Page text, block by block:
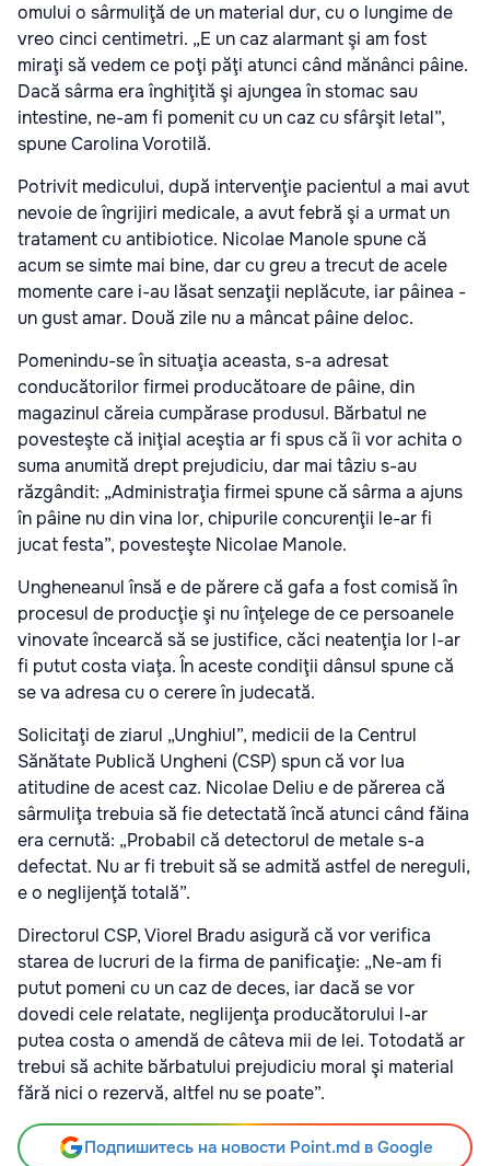
omului o sârmuliţă de un material dur, cu o lungime de
vreo cinci centimetri. „E un caz alarmant şi am fost
miraţi să vedem ce poţi păţi atunci când mănânci pâine.
Dacă sârma era înghiţită şi ajungea în stomac sau
intestine, ne-am fi pomenit cu un caz cu sfârşit letal”,
spune Carolina Vorotilă.
Potrivit medicului, după intervenţie pacientul a mai avut
nevoie de îngrijiri medicale, a avut febră şi a urmat un
tratament cu antibiotice. Nicolae Manole spune că
acum se simte mai bine, dar cu greu a trecut de acele
momente care i-au lăsat senzaţii neplăcute, iar pâinea -
un gust amar. Două zile nu a mâncat pâine deloc.
Pomenindu-se în situaţia aceasta, s-a adresat
conducătorilor firmei producătoare de pâine, din
magazinul căreia cumpărase produsul. Bărbatul ne
povesteşte că iniţial aceştia ar fi spus că îi vor achita o
suma anumită drept prejudiciu, dar mai tâziu s-au
răzgândit: „Administraţia firmei spune că sârma a ajuns
în pâine nu din vina lor, chipurile concurenţii le-ar fi
jucat festa”, povesteşte Nicolae Manole.
Ungheneanul însă e de părere că gafa a fost comisă în
procesul de producţie şi nu înţelege de ce persoanele
vinovate încearcă să se justifice, căci neatenţia lor l-ar
fi putut costa viaţa. În aceste condiţii dânsul spune că
se va adresa cu o cerere în judecată.
Solicitaţi de ziarul „Unghiul”, medicii de la Centrul
Sănătate Publică Ungheni (CSP) spun că vor lua
atitudine de acest caz. Nicolae Deliu e de părerea că
sârmuliţa trebuia să fie detectată încă atunci când făina
era cernută: „Probabil că detectorul de metale s-a
defectat. Nu ar fi trebuit să se admită astfel de nereguli,
e o neglijenţă totală”.
Directorul CSP, Viorel Bradu asigură că vor verifica
starea de lucruri de la firma de panificaţie: „Ne-am fi
putut pomeni cu un caz de deces, iar dacă se vor
dovedi cele relatate, neglijenţa producătorului l-ar
putea costa o amendă de câteva mii de lei. Totodată ar
trebui să achite bărbatului prejudiciu moral şi material
fără nici o rezervă, altfel nu se poate”.
Подпишитесь на новости Point.md в Google